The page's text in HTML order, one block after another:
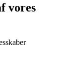
vores